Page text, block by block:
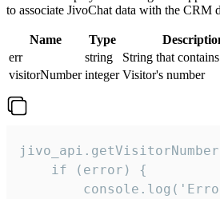
to associate JivoChat data with the CRM
Name Type
err
string
String that
visitorNumber integer Visitor's number
    if (error) {